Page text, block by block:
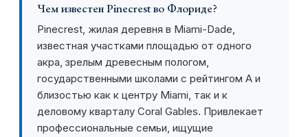
Чем известен Pinecrest во Флориде?
Pinecrest, жилая деревня в Miami-Dade,
известная участками площадью от одного
акра, зрелым древесным пологом,
государственными школами с рейтингом A и
близостью как к центру Miami, так и к
деловому кварталу Coral Gables. Привлекает
профессиональные семьи, ищущие